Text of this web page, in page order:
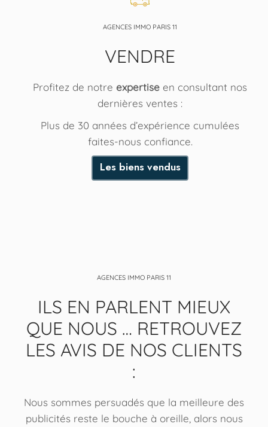
AGENCES IMMO PARIS 11
VENDRE
Profitez de notre expertise en consultant nos
dernières ventes :
Plus de 30 années d’expérience cumulées
faites-nous confiance.
Les biens vendus
AGENCES IMMO PARIS 11
ILS EN PARLENT MIEUX
QUE NOUS … RETROUVEZ
LES AVIS DE NOS CLIENTS
:
Nous sommes persuadés que la meilleure des
publicités reste le bouche à oreille, alors nous